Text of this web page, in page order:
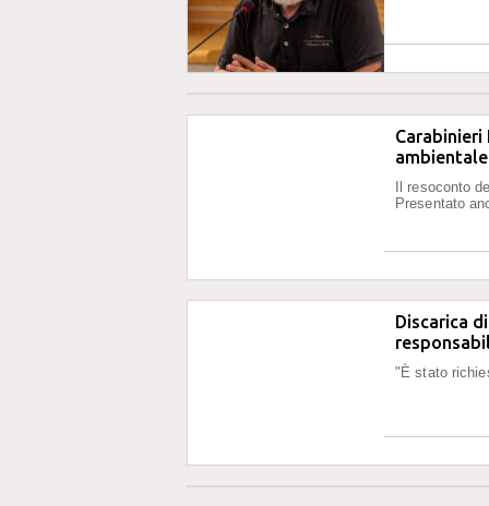
Il resoconto
Presentato
Discarica
"È stato